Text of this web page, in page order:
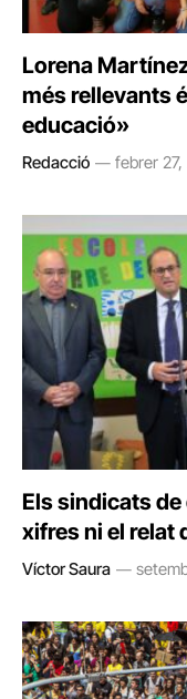
Lorena
més rellevants
educació»
Redacció febrer
Els sindicats de
xifres ni el relat
Víctor Saura